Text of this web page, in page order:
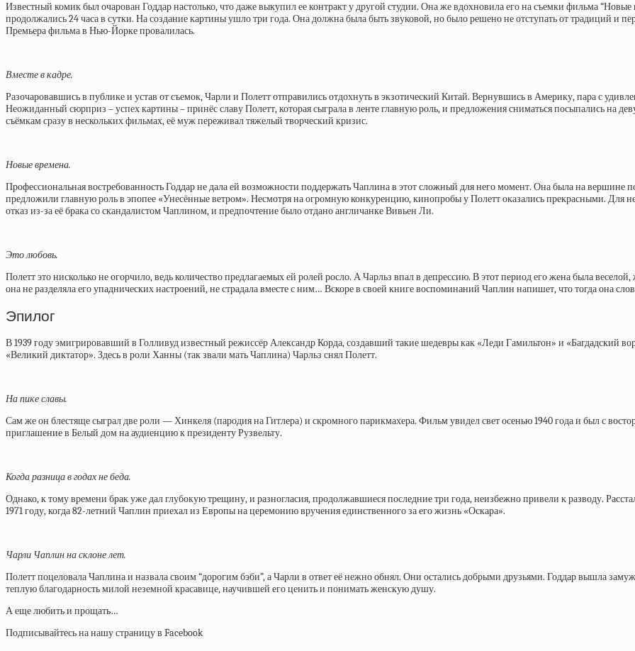
Известный комик был очарован Годдар настолько, что даже выкупил ее контракт у другой студии. Она же вдохновила его на съемки фильма
продолжались 24 часа в сутки. На создание картины ушло три года. Она должна была быть звуковой, но было решено не отступать от традиций и
Премьера фильма в Нью-Йорке провалилась.
Вместе в кадре.
Разочаровавшись в публике и устав от съемок, Чарли и Полетт отправились отдохнуть в экзотический Китай. Вернувшись в Америку, пара с
Неожиданный сюрприз – успех картины – принёс славу Полетт, которая сыграла в ленте главную роль, и предложения сниматься посыпались на
съёмкам сразу в нескольких фильмах, её муж переживал тяжелый творческий кризис.
Новые времена.
Профессиональная востребованность Годдар не дала ей возможности поддержать Чаплина в этот сложный для него момент. Она была на вершине
предложили главную роль в эпопее «Унесённые ветром». Несмотря на огромную конкуренцию, кинопробы у Полетт оказались прекрасными. Для
отказ из-за её брака со скандалистом Чаплином, и предпочтение было отдано англичанке Вивьен Ли.
Это любовь.
Полетт это нисколько не огорчило, ведь количество предлагаемых ей ролей росло. А Чарльз впал в депрессию. В этот период его жена была
она не разделяла его упаднических настроений, не страдала вместе с ним… Вскоре в своей книге воспоминаний Чаплин напишет, что тогда она
Эпилог
В 1939 году эмигрировавший в Голливуд известный режиссёр Александр Корда, создавший такие шедевры как «Леди Гамильтон» и «Багдадский
«Великий диктатор». Здесь в роли Ханны (так звали мать Чаплина) Чарльз снял Полетт.
На пике славы.
Сам же он блестяще сыграл две роли — Хинкеля (пародия на Гитлера) и скромного парикмахера. Фильм увидел свет осенью 1940 года и был с
приглашение в Белый дом на аудиенцию к президенту Рузвельту.
Когда разница в годах не беда.
Однако, к тому времени брак уже дал глубокую трещину, и разногласия, продолжавшиеся последние три года, неизбежно привели к разводу.
1971 году, когда 82-летний Чаплин приехал из Европы на церемонию вручения единственного за его жизнь «Оскара».
Чарли Чаплин на склоне лет.
Полетт поцеловала Чаплина и назвала своим “дорогим бэби”, а Чарли в ответ её нежно обнял. Они остались добрыми друзьями. Годдар вышла
теплую благодарность милой неземной красавице, научившей его ценить и понимать женскую душу.
А еще любить и прощать…
Подписывайтесь на нашу страницу в Facebook